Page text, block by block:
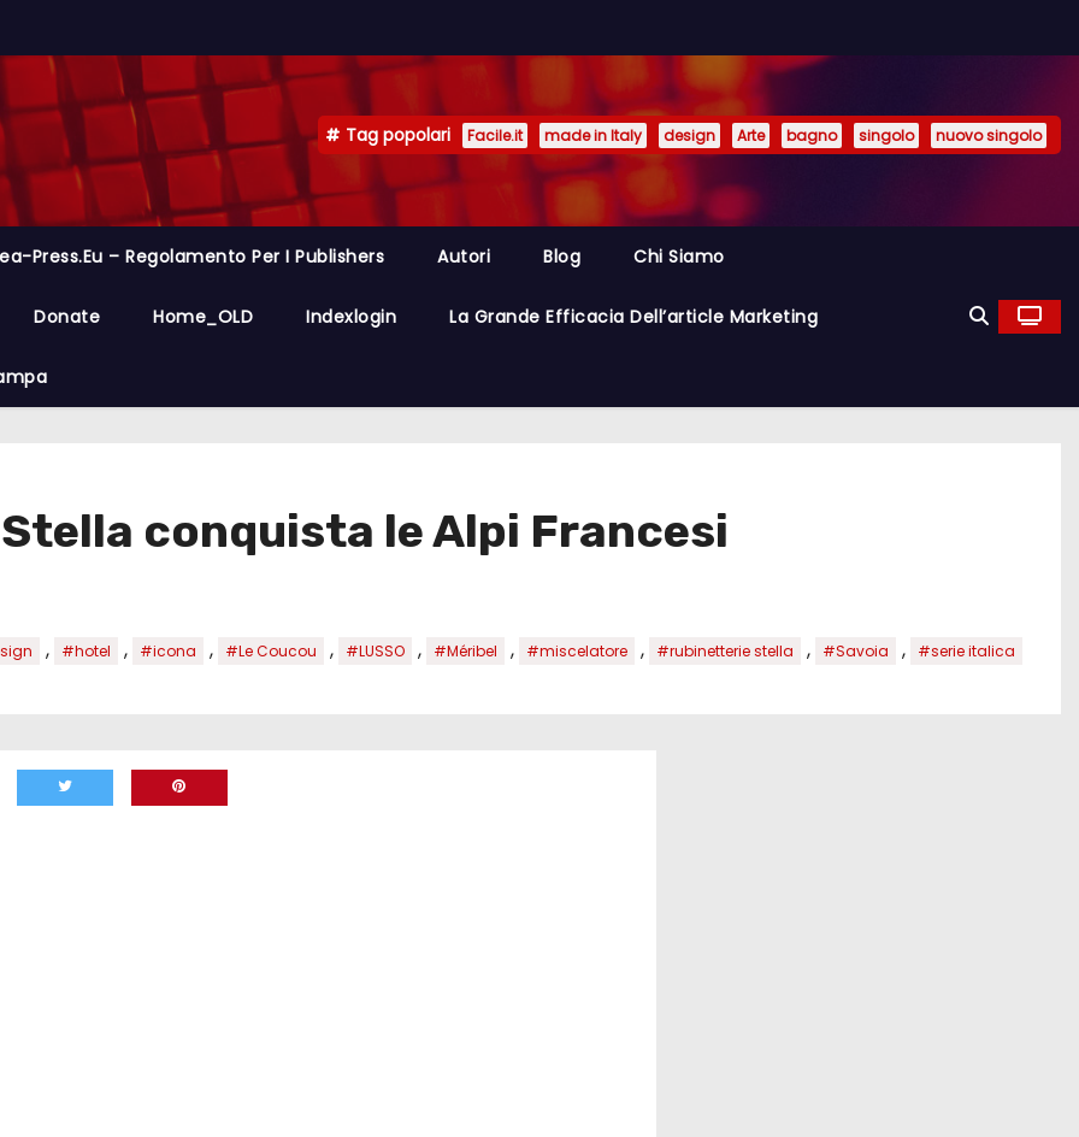
Tag popolari Facile.it made in Italy design Arte bagno singolo nuovo singolo
Press.eu – Regolamento Per I Publishers Autori Blog Chi Siamo
Donate Home_OLD Indexlogin La Grande Efficacia Dell’article Marketing
conquista le Alpi Francesi
, #hotel , #icona , #Le Coucou , #LUSSO , #Méribel , #miscelatore , #rubinetterie stella , #Savoia , #serie italica